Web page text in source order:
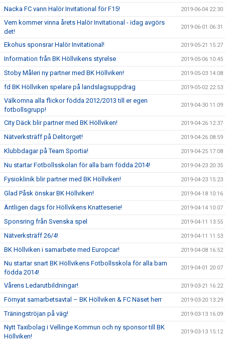
Nacka FC vann Halör Invitational för F15! 2019-06-04 22:30
Vem kommer vinna årets Halör Invitational - idag avgörs
det!
2019-06-01 06:31
Ekohus sponsrar Halör Invitational! 2019-05-21 15:27
Information från BK Höllvikens styrelse 2019-05-06 10:45
Stoby Måleri ny partner med BK Höllviken! 2019-05-03 14:08
fd BK Höllviken spelare på landslagsuppdrag 2019-05-02 22:53
Välkomna alla flickor födda 2012/2013 till er egen
fotbollsgrupp!
2019-04-30 11:09
City Däck blir partner med BK Höllviken! 2019-04-26 12:37
Nätverksträff på Delitorget! 2019-04-26 08:59
Klubbdagar på Team Sportia! 2019-04-25 17:08
Nu startar Fotbollsskolan för alla barn födda 2014! 2019-04-23 20:35
Fysioklinik blir partner med BK Höllviken! 2019-04-23 15:23
Glad Påsk önskar BK Höllviken! 2019-04-18 10:16
Äntligen dags för Höllvikens Knatteserie! 2019-04-14 10:07
Sponsring från Svenska spel 2019-04-11 13:55
Nätverksträff 26/4! 2019-04-11 11:53
BK Höllviken i samarbete med Europcar! 2019-04-08 16:52
Nu startar snart BK Höllvikens Fotbollsskola för alla barn
födda 2014!
2019-04-01 20:07
Vårens Ledarutbildningar! 2019-03-21 16:22
Förnyat samarbetsavtal – BK Höllviken & FC Näset herr 2019-03-20 13:29
Träningströjan på väg! 2019-03-13 16:09
Nytt Taxibolag i Vellinge Kommun och ny sponsor till BK
Höllviken!
2019-03-13 15:12